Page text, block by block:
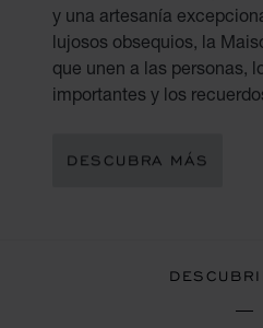
y una artesanía
lujosos obsequios, la
que unen a las personas,
importantes y los
DESCUBRA MÁS